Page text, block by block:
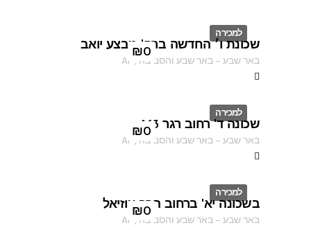
למכירה
ID
₪0
שכונת ו׳ החדשה ברח' מבצע יואב
באר שבע–באר שבע והסביבה ,
AF
למכירה
ID
₪0
שכונה ד' רחוב רגר 163
באר שבע–באר שבע והסביבה ,
AF
למכירה
ID
₪0
בשכונה יא' ברחוב הרב עוזיאל
באר שבע–באר שבע והסביבה ,
AF